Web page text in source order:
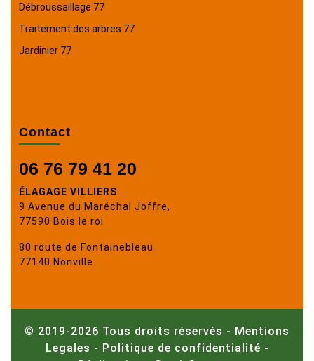
Débroussaillage 77
Traitement des arbres 77
Jardinier 77
Contact
06 76 79 41 20
ÉLAGAGE VILLIERS
9 Avenue du Maréchal Joffre,
77590 Bois le roi
80 route de Fontainebleau
77140 Nonville
© 2019-2026 Tous droits réservés - Mentions
Legales - Politique de confidentialité -